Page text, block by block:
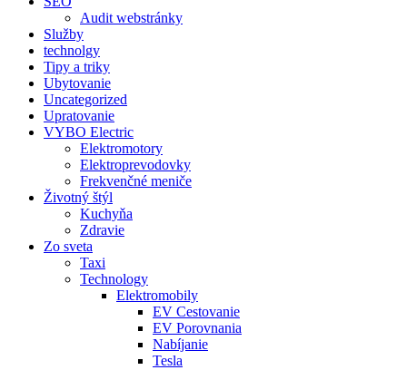
Audit webstránky
Služby
technolgy
Tipy a triky
Ubytovanie
Uncategorized
Upratovanie
VYBO Electric
Elektromotory
Elektroprevodovky
Frekvenčné meniče
Životný štýl
Kuchyňa
Zdravie
Zo sveta
Taxi
Technology
Elektromobily
EV Cestovanie
EV Porovnania
Nabíjanie
Tesla